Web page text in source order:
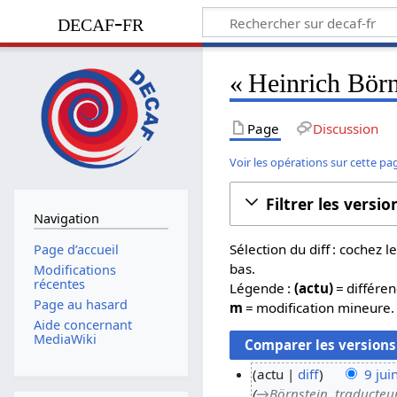
decaf-fr
« Heinrich
Page Discussion
Voir les opérations sur cette
Filtrer les
Sélection du diff : cochez
bas.
Légende :(actu)=
m = modification mineure.
actu diff 9
Navigation
Page d’accueil
Modifications
récentes
Page au hasard
Aide concernant
MediaWiki